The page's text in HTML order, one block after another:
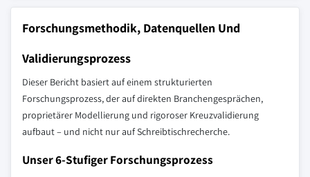
Forschungsmethodik, Datenquellen Und
Validierungsprozess
Dieser Bericht basiert auf einem strukturierten
Forschungsprozess, der auf direkten Branchengesprächen,
proprietärer Modellierung und rigoroser Kreuzvalidierung
aufbaut – und nicht nur auf Schreibtischrecherche.
Unser 6-Stufiger Forschungsprozess